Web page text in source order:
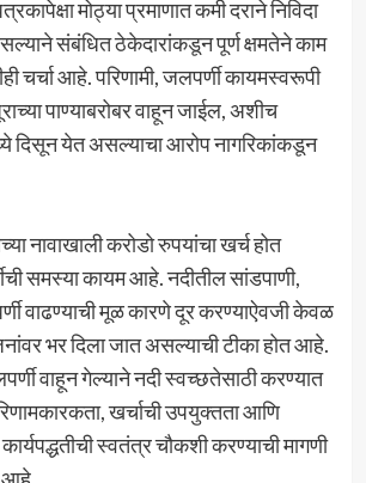
मोठ्या प्रमाणात कमी दराने निविदा
संबंधित ठेकेदारांकडून पूर्ण क्षमतेने काम
चर्चा आहे. परिणामी, जलपर्णी कायमस्वरूपी
पाण्याबरोबर वाहून जाईल, अशीच
दिसून येत असल्याचा आरोप नागरिकांकडून
नावाखाली करोडो रुपयांचा खर्च होत
समस्या कायम आहे. नदीतील सांडपाणी,
वाढण्याची मूळ कारणे दूर करण्याऐवजी केवळ
भर दिला जात असल्याची टीका होत आहे.
वाहून गेल्याने नदी स्वच्छतेसाठी करण्यात
खर्चाची उपयुक्तता आणि
स्वतंत्र चौकशी करण्याची मागणी